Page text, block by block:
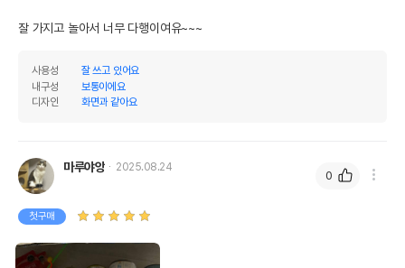
잘 가지고 놀아서 너무 다행이여유~~~
사용성
잘 쓰고 있어요
내구성
보통이에요
디자인
화면과 같아요
마루야앙 2025.08.24
첫구매
0